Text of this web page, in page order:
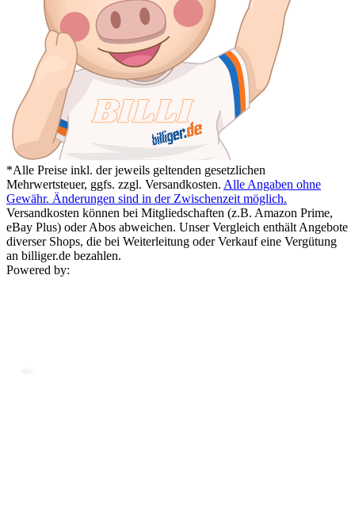
*Alle Preise inkl. der jeweils geltenden gesetzlichen
Mehrwertsteuer, ggfs. zzgl. Versandkosten. Alle Angaben ohne
Gewähr. Änderungen sind in der Zwischenzeit möglich.
Versandkosten können bei Mitgliedschaften (z.B. Amazon Prime,
eBay Plus) oder Abos abweichen. Unser Vergleich enthält Angebote
diverser Shops, die bei Weiterleitung oder Verkauf eine Vergütung
an billiger.de bezahlen.
Powered by: